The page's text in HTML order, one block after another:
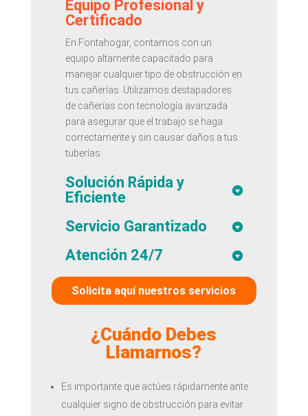
Equipo Profesional y
Certificado
En Fontahogar, contamos con un
equipo altamente capacitado para
manejar cualquier tipo de obstrucción en
tus cañerías. Utilizamos destapadores
de cañerías con tecnología avanzada
para asegurar que el trabajo se haga
correctamente y sin causar daños a tus
tuberías.
Solución Rápida y
Eficiente
Servicio Garantizado
Atención 24/7
Solicita aquí nuestros servicios
¿Cuándo Debes
Llamarnos?
Es importante que actúes rápidamente ante
cualquier signo de obstrucción para evitar